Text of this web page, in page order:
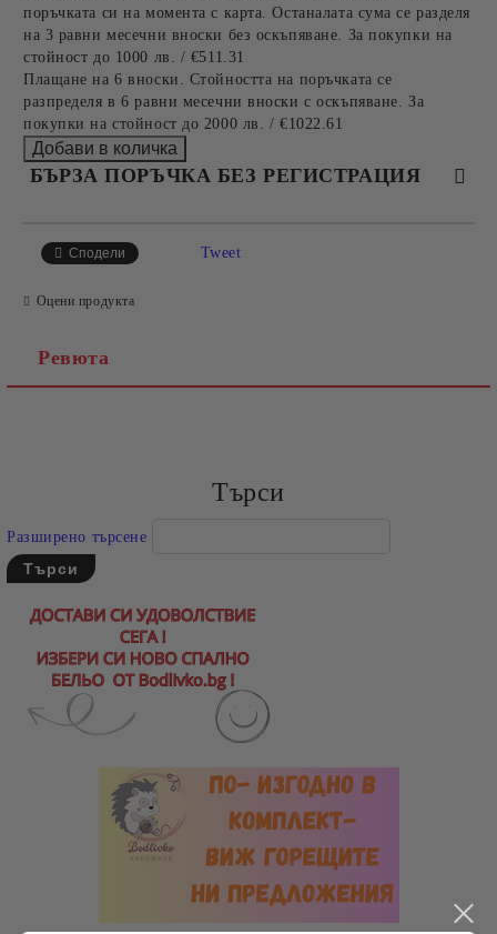
поръчката си на момента с карта. Останалата сума се разделя
на 3 равни месечни вноски без оскъпяване. За покупки на
стойност до 1000 лв. / €511.31
Плащане на 6 вноски. Стойността на поръчката се
разпределя в 6 равни месечни вноски с оскъпяване. За
покупки на стойност до 2000 лв. / €1022.61
БЪРЗА ПОРЪЧКА БЕЗ РЕГИСТРАЦИЯ
Сподели Tweet
Оцени продукта
Ревюта
Търси
Разширено търсене